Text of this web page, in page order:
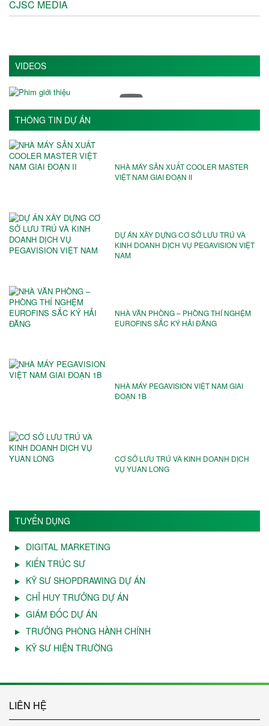
CJSC MEDIA
VIDEOS
THÔNG TIN DỰ ÁN
NHÀ MÁY SẢN XUẤT COOLER MASTER
VIỆT NAM GIAI ĐOẠN II
DỰ ÁN XÂY DỰNG CƠ SỞ LƯU TRÚ VÀ
KINH DOANH DỊCH VỤ PEGAVISION VIỆT
NAM
NHÀ VĂN PHÒNG – PHÒNG THÍ NGHỆM
EUROFINS SẮC KÝ HẢI ĐĂNG
NHÀ MÁY PEGAVISION VIỆT NAM️ GIAI
ĐOẠN 1B
CƠ SỞ LƯU TRÚ VÀ KINH DOANH DỊCH
VỤ YUAN LONG
TUYỂN DỤNG
DIGITAL MARKETING
KIẾN TRÚC SƯ
KỸ SƯ SHOPDRAWING DỰ ÁN
CHỈ HUY TRƯỞNG DỰ ÁN
GIÁM ĐỐC DỰ ÁN
TRƯỞNG PHÒNG HÀNH CHÍNH
KỸ SƯ HIỆN TRƯỜNG
LIÊN HỆ